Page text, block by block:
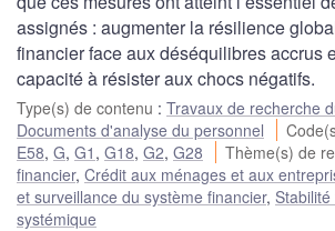
assignés : augmenter la résilience
financier face aux déséquilibres accrus
capacité à résister aux chocs négatifs.
Type(s) de contenu : Travaux de recherche
Documents d'analyse du personnel
E58, G, G1 , G18, G2, G28 Thème(s) de
financier, Crédit aux ménages et aux
et surveillance du système financier,
systémique